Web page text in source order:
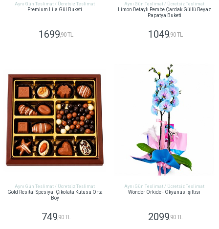
Aynı Gün Teslimat / Ücretsiz Teslimat
Premium Lila Gül Buketi
1699,90 TL
Aynı Gün Teslimat / Ücretsiz Teslimat
Limon Detaylı Pembe Çardak Güllü Beyaz
Papatya Buketi
1049,90 TL
Aynı Gün Teslimat / Ücretsiz Teslimat
Gold Resital Spesiyal Çikolata Kutusu Orta
Boy
749,90 TL
Aynı Gün Teslimat / Ücretsiz Teslimat
Wonder Orkide - Okyanus Işıltısı
2099 ,90 TL